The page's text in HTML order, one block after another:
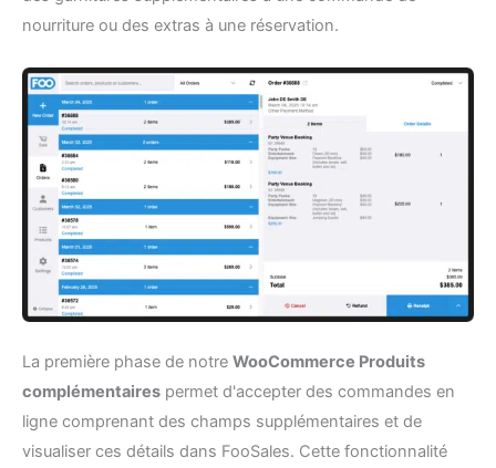
nourriture ou des extras à une réservation.
La première phase de notre WooCommerce Produits
complémentaires permet d'accepter des commandes en
ligne comprenant des champs supplémentaires et de
visualiser ces détails dans FooSales. Cette fonctionnalité